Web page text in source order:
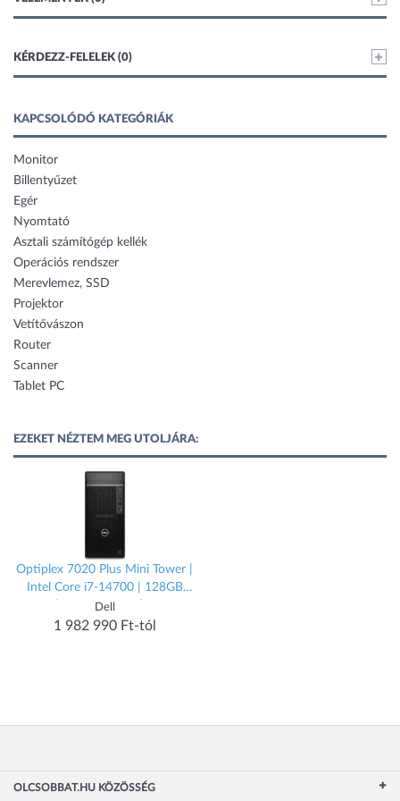
KÉRDEZZ-FELELEK (0)
KAPCSOLÓDÓ KATEGÓRIÁK
Monitor
Billentyűzet
Egér
Nyomtató
Asztali számítógép kellék
Operációs rendszer
Merevlemez, SSD
Projektor
Vetítővászon
Router
Scanner
Tablet PC
EZEKET NÉZTEM MEG UTOLJÁRA:
Optiplex 7020 Plus Mini Tower |
Intel Core i7-14700 | 128GB
DDR5 | 1000GB SSD | 8000GB
HDD | Intel UHD Graphics 770 |
Dell
1 982 990 Ft-tól
OLCSOBBAT.HU KÖZÖSSÉG